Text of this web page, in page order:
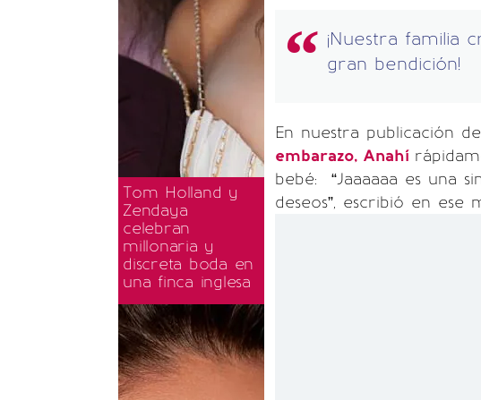
Tom Holland y
Zendaya
celebran
millonaria y
discreta boda en
una finca inglesa
¡Nuestra familia
gran bendición!
En nuestra publicación
embarazo, Anahí
bebé: “Jaaaaaa es una
deseos”, escribió en ese